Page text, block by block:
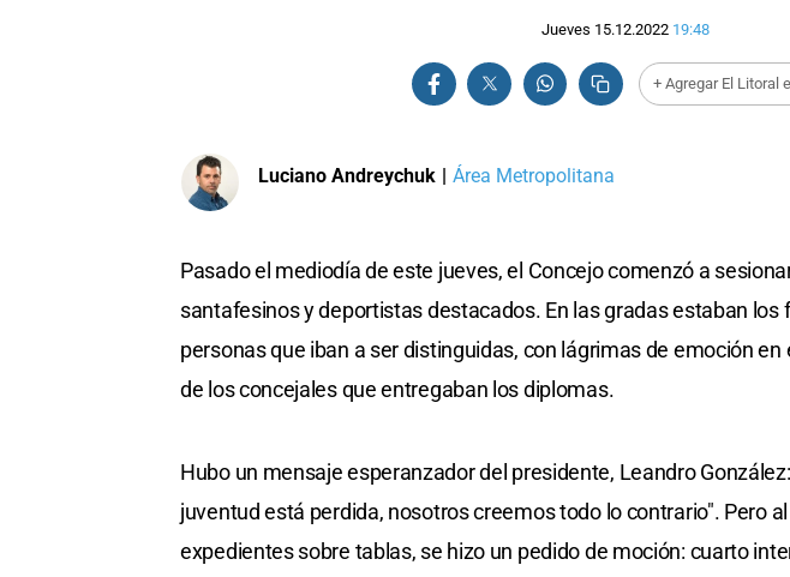
Jueves 15.12.2022 19:48
+ Agregar El Litoral
Luciano Andreychuk | Área Metropolitana
Pasado el mediodía de este jueves, el Concejo comenzó a
santafesinos y deportistas destacados. En las gradas estaban los
personas que iban a ser distinguidas, con lágrimas de emoción
de los concejales que entregaban los diplomas.
Hubo un mensaje esperanzador del presidente, Leandro
juventud está perdida, nosotros creemos todo lo contrario". Pero
expedientes sobre tablas, se hizo un pedido de moción: cuarto